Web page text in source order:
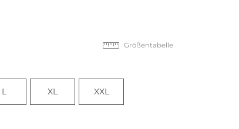
Größentabelle
L XL XXL